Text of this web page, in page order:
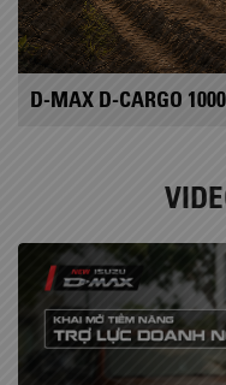
D-MAX D-CARGO 1000